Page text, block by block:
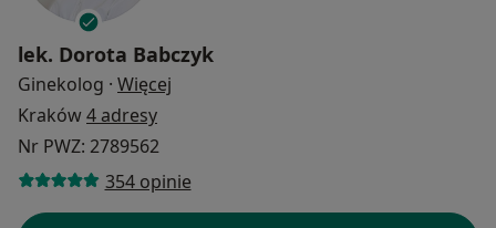
lek. Dorota Babczyk
Ginekolog · Więcej
Kraków4 adresy
Nr PWZ: 2789562
354 opinie